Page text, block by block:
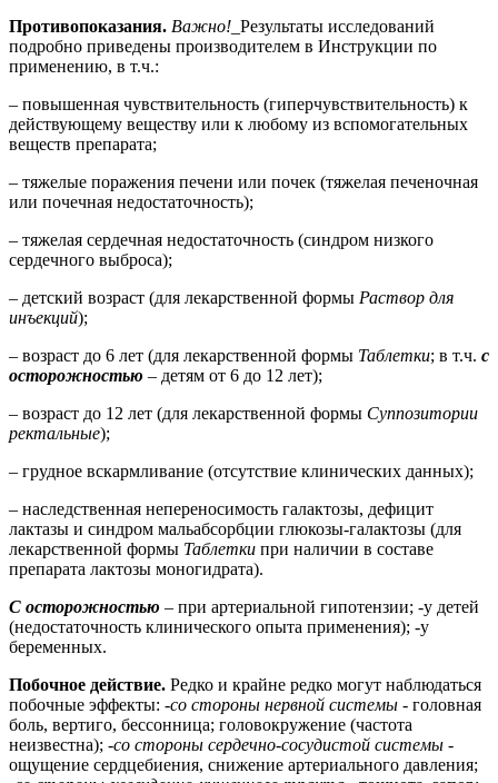
Противопоказания. Важно! _Результаты исследований
подробно приведены производителем в Инструкции по
применению, в т.ч.:
– повышенная чувствительность (гиперчувствительность) к
действующему веществу или к любому из вспомогательных
веществ препарата;
– тяжелые поражения печени или почек (тяжелая печеночная
или почечная недостаточность);
– тяжелая сердечная недостаточность (синдром низкого
сердечного выброса);
– детский возраст (для лекарственной формы Раствор для
инъекций);
– возраст до 6 лет (для лекарственной формы Таблетки; в т.ч. с
осторожностью – детям от 6 до 12 лет);
– возраст до 12 лет (для лекарственной формы Суппозитории
ректальные);
– грудное вскармливание (отсутствие клинических данных);
– наследственная непереносимость галактозы, дефицит
лактазы и синдром мальабсорбции глюкозы-галактозы (для
лекарственной формы Таблетки при наличии в составе
препарата лактозы моногидрата).
С осторожностью – при артериальной гипотензии; -у детей
(недостаточность клинического опыта применения); -у
беременных.
Побочное действие. Редко и крайне редко могут наблюдаться
побочные эффекты: -со стороны нервной системы - головная
боль, вертиго, бессонница; головокружение (частота
неизвестна); -со стороны сердечно-сосудистой системы -
ощущение сердцебиения, снижение артериального давления;